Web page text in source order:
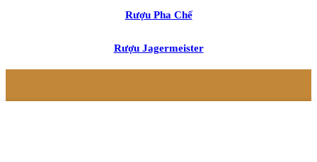
Rượu Pha Chế
Rượu Jagermeister